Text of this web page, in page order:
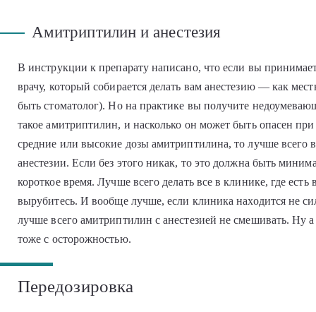
Амитриптилин и анестезия
В инструкции к препарату написано, что если вы
врачу, который собирается делать вам анестезию — как
быть стоматолог). Но на практике вы получите
такое амитриптилин, и насколько он может быть опасен
средние или высокие дозы амитриптилина, то лучше всего
анестезии. Если без этого никак, то это должна быть
короткое время. Лучше всего делать все в клинике, где
вырубитесь. И вообще лучше, если клиника находится не
лучше всего амитриптилин с анестезией не смешивать. Ну
тоже с осторожностью.
Передозировка